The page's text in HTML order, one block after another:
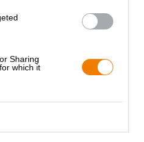
Sharing
which it